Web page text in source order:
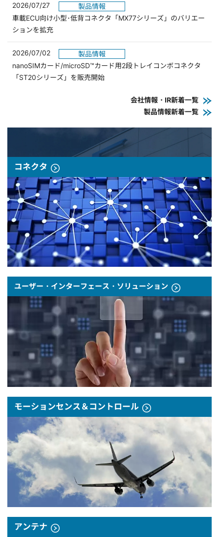
2026/07/27
製品情報
車載ECU向け小型･低背コネクタ「MX77シリーズ」のバリエー
ションを拡充
2026/07/02
製品情報
nanoSIMカード/microSD™カード用2段トレイコンボコネクタ
「ST20シリーズ」を販売開始
会社情報・IR新着一覧
製品情報新着一覧
コネクタ
ユーザー・インターフェース・ソリューション
モーションセンス＆コントロール
アンテナ